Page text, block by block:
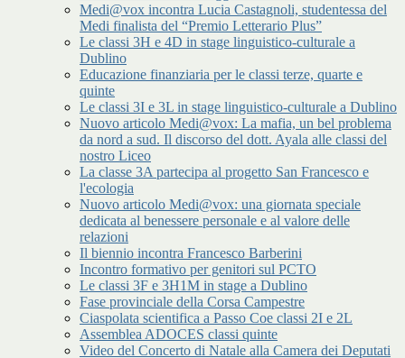
Medi@vox incontra Lucia Castagnoli, studentessa del
Medi finalista del “Premio Letterario Plus”
Le classi 3H e 4D in stage linguistico-culturale a
Dublino
Educazione finanziaria per le classi terze, quarte e
quinte
Le classi 3I e 3L in stage linguistico-culturale a Dublino
Nuovo articolo Medi@vox: La mafia, un bel problema
da nord a sud. Il discorso del dott. Ayala alle classi del
nostro Liceo
La classe 3A partecipa al progetto San Francesco e
l'ecologia
Nuovo articolo Medi@vox: una giornata speciale
dedicata al benessere personale e al valore delle
relazioni
Il biennio incontra Francesco Barberini
Incontro formativo per genitori sul PCTO
Le classi 3F e 3H1M in stage a Dublino
Fase provinciale della Corsa Campestre
Ciaspolata scientifica a Passo Coe classi 2I e 2L
Assemblea ADOCES classi quinte
Video del Concerto di Natale alla Camera dei Deputati